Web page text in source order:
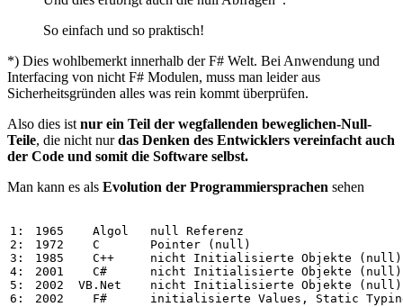
So einfach und so praktisch!
*) Dies wohlbemerkt innerhalb der F# Welt. Bei Anwendung und
Interfacing von nicht F# Modulen, muss man leider aus
Sicherheitsgründen alles was rein kommt überprüfen.
Also dies ist nur ein Teil der wegfallenden beweglichen-Null-
Teile, die nicht nurdas Denken des Entwicklers vereinfacht auch
der Code und somit die Software selbst.
Man kann es als Evolution der Programmiersprachen sehen
1:
2:
3:
4:
5:
6:
1965 Algol null Referenz
1972
C Pointer ( null
1985
C++ nicht Initialisierte Objekte ( null
2001
C# nicht Initialisierte Objekte ( null
2002
VB . Net nicht Initialisierte Objekte ( null
2002
F# initialisierte Values , Static